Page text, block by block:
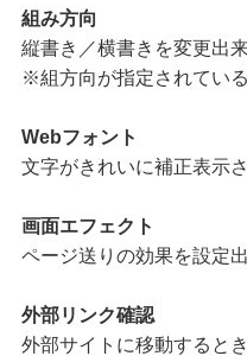
組み方向
縦書き／横書きを変更出来
※組方向が指定されてい
Webフォント
文字がきれいに補正表示さ
画面エフェクト
ページ送りの効果を設定出
外部リンク確認
外部サイトに移動すると